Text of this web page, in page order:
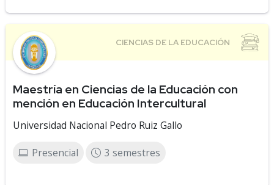
Maestría en Ciencias de la Educación con
mención en Educación Intercultural
Universidad Nacional Pedro Ruiz Gallo
Presencial 3 semestres